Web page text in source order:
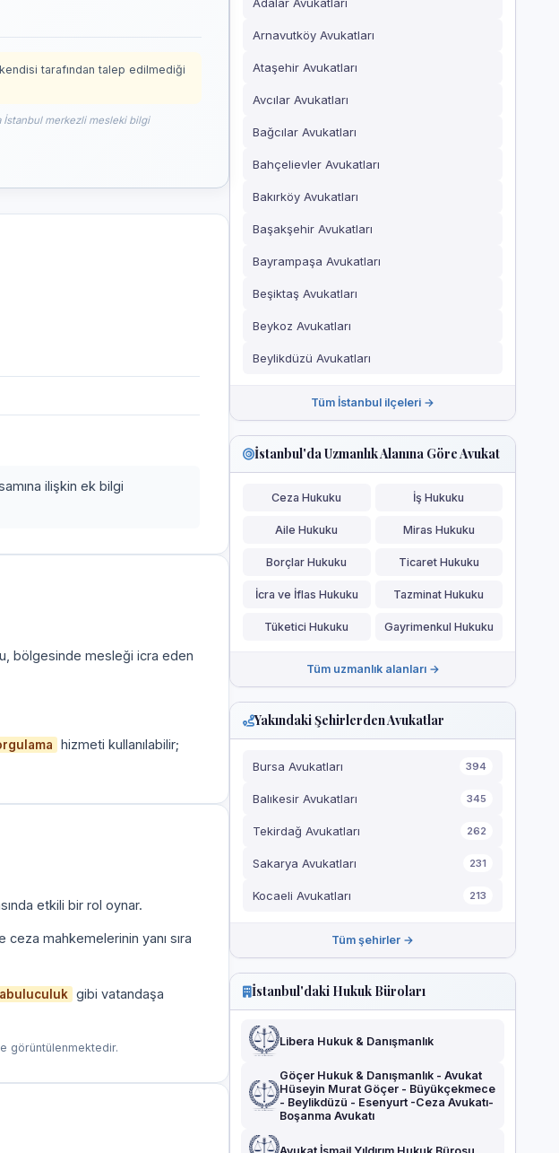
tarafından talep edilmediği
İstanbul merkezli mesleki bilgi
ilişkin ek bilgi
bölgesinde mesleği icra eden
hizmeti kullanılabilir;
etkili bir rol oynar.
ceza mahkemelerinin yanı sıra
gibi vatandaşa
görüntülenmektedir.
Arnavutköy Avukatları
Ataşehir Avukatları
Avcılar Avukatları
Bağcılar Avukatları
Bahçelievler Avukatları
Bakırköy Avukatları
Başakşehir Avukatları
Bayrampaşa Avukatları
Beşiktaş Avukatları
Beykoz Avukatları
Beylikdüzü Avukatları
Tüm İstanbul ilçeleri →
İstanbul'da Uzmanlık Alanına Göre Avukat
Ceza Hukuku İş Hukuku
Aile Hukuku Miras Hukuku
Borçlar Hukuku Ticaret Hukuku
İcra ve İflas Hukuku Tazminat Hukuku
Tüketici Hukuku Gayrimenkul Hukuku
Tüm uzmanlık alanları →
Yakındaki Şehirlerden Avukatlar
Bursa Avukatları 394
Balıkesir Avukatları 345
Tekirdağ Avukatları 262
Sakarya Avukatları 231
Kocaeli Avukatları 213
Tüm şehirler →
İstanbul'daki Hukuk Büroları
Libera Hukuk & Danışmanlık
Göçer Hukuk & Danışmanlık - Avukat
Hüseyin Murat Göçer - Büyükçekmece
- Beylikdüzü - Esenyurt -Ceza Avukatı-
Boşanma Avukatı
Avukat İsmail Yıldırım Hukuk Bürosu